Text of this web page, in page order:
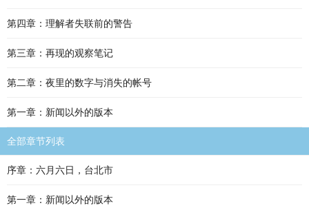
第四章：理解者失联前的警告
第三章：再现的观察笔记
第二章：夜里的数字与消失的帐号
第一章：新闻以外的版本
全部章节列表
序章：六月六日，台北市
第一章：新闻以外的版本